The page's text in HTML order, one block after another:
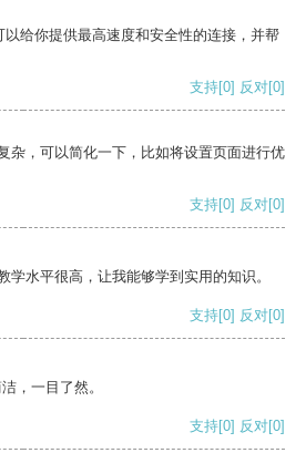
给你提供最高速度和安全性的连接，并帮
支持[0] 反对[0]
杂，可以简化一下，比如将设置页面进行优
支持[0] 反对[0]
学水平很高，让我能够学到实用的知识。
支持[0] 反对[0]
，一目了然。
支持[0] 反对[0]